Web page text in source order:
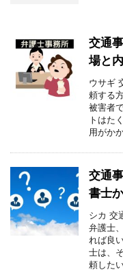
交通
場と
ウサギ
頼する
被害者
トはた
用がか
交通
書士
シカ 交
弁護士
れば良
士は、
頼した